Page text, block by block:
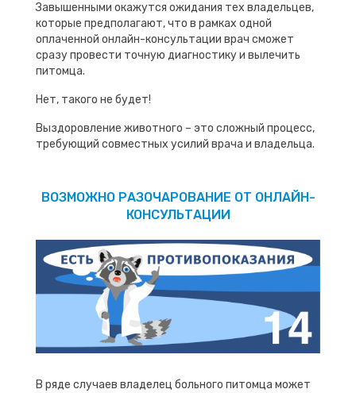
Завышенными окажутся ожидания тех владельцев,
которые предполагают, что в рамках одной
оплаченной онлайн-консультации врач сможет
сразу провести точную диагностику и вылечить
питомца.
Нет, такого не будет!
Выздоровление животного – это сложный процесс,
требующий совместных усилий врача и владельца.
ВОЗМОЖНО РАЗОЧАРОВАНИЕ ОТ ОНЛАЙН-
КОНСУЛЬТАЦИИ
В ряде случаев владелец больного питомца может